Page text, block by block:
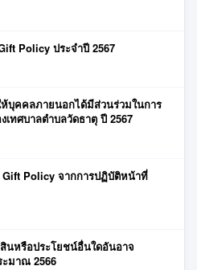
Policy ประจำปี 2567
ห้บุคคลภายนอกได้มีส่วนร่วมในการ
เทศบาลตำบลวัดธาตุ ปี 2567
Gift Policy จากการปฏิบัติหน้าที่
นหรือประโยชน์อื่นใดอันอาจ
ะมาณ 2566